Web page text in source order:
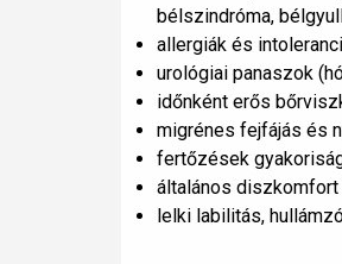
bélszindróma,
allergiák és
urológiai panaszok
időnként erős
migrénes fejfájás és
fertőzések
általános
lelki labilitás,